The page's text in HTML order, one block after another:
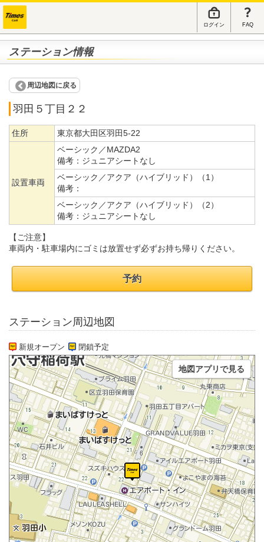
ログイン FAQ
ステーション情報
周辺地図に戻る
羽田５丁目２２
住所 東京都大田区羽田5-22
設置車両
ベーシック／MAZDA2
備考： ジュニアシートなし
ベーシック／アクア（ハイブリッド）（1）
備考：
ベーシック／アクア（ハイブリッド）（2）
備考： ジュニアシートなし
【ご注意】
車両内・駐車場内にゴミは放置せず必ずお持ち帰りください。
予約
ステーション周辺地図
新規オープン 閉鎖予定
地図アプリで見る